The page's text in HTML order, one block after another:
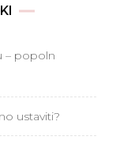
– popoln
ustaviti?